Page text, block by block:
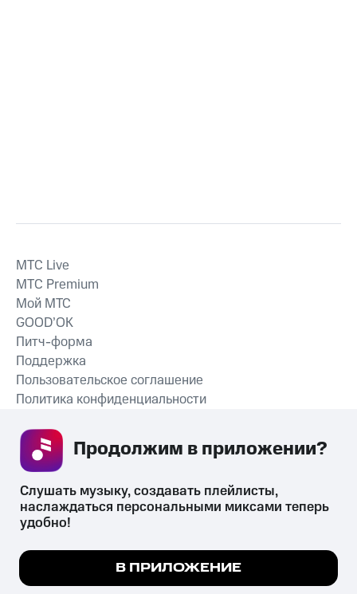
СКАЧАТЬ ПРИЛОЖЕНИЕ
MTС Live
MTС Premium
Мой МТС
GOOD’OK
Питч-форма
Поддержка
Пользовательское соглашение
Политика конфиденциальности
психотропных веществ, их аналогов причиняет вред здоровью,
их незаконный оборот запрещён и влечёт установленную
законодательством ответственность.
Мы используем куки, чтобы на сайте все
Подробнее
Слушать музыку, создавать плейлисты,
наслаждаться персональными миксами теперь
удобно!
В ПРИЛОЖЕНИЕ